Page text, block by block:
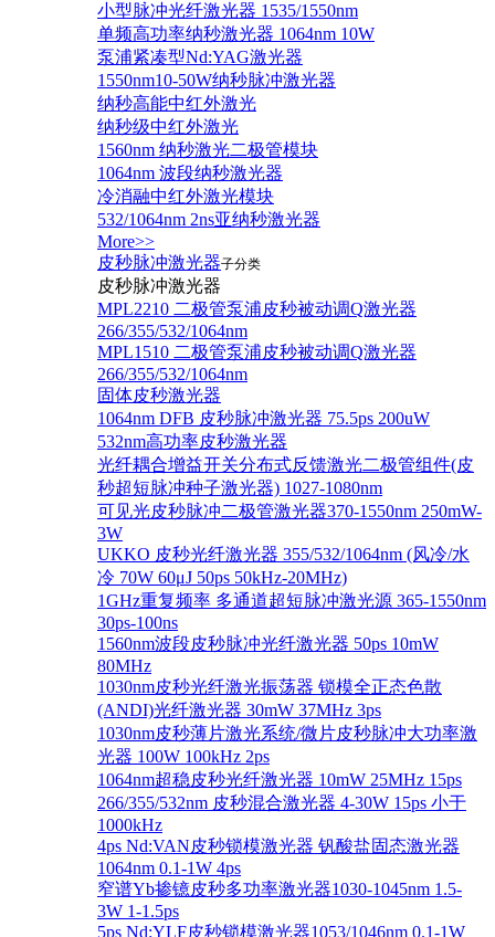
小型脉冲光纤激光器 1535/1550nm
单频高功率纳秒激光器 1064nm 10W
泵浦紧凑型Nd:YAG激光器
1550nm10-50W纳秒脉冲激光器
纳秒高能中红外激光
纳秒级中红外激光
1560nm 纳秒激光二极管模块
1064nm 波段纳秒激光器
冷消融中红外激光模块
532/1064nm 2ns亚纳秒激光器
More>>
皮秒脉冲激光器子分类
皮秒脉冲激光器
​MPL2210 二极管泵浦皮秒被动调Q激光器
266/355/532/1064nm
MPL1510 二极管泵浦皮秒被动调Q激光器
266/355/532/1064nm
固体皮秒激光器
1064nm DFB 皮秒脉冲激光器 75.5ps 200uW
532nm高功率皮秒激光器
光纤耦合增益开关分布式反馈激光二极管组件(皮
秒超短脉冲种子激光器) 1027-1080nm
可见光皮秒脉冲二极管激光器370-1550nm 250mW-
3W
UKKO 皮秒光纤激光器 355/532/1064nm (风冷/水
冷 70W 60μJ 50ps 50kHz-20MHz)
1GHz重复频率 多通道超短脉冲激光源 365-1550nm
30ps-100ns
1560nm波段皮秒脉冲光纤激光器 50ps 10mW
80MHz
1030nm皮秒光纤激光振荡器 锁模全正态色散
(ANDI)光纤激光器 30mW 37MHz 3ps
1030nm皮秒薄片激光系统/微片皮秒脉冲大功率激
光器 100W 100kHz 2ps
1064nm超稳皮秒光纤激光器 10mW 25MHz 15ps
266/355/532nm 皮秒混合激光器 4-30W 15ps 小于
1000kHz
4ps Nd:VAN皮秒锁模激光器 钒酸盐固态激光器
1064nm 0.1-1W 4ps
窄谱Yb掺镱皮秒多功率激光器1030-1045nm 1.5-
3W 1-1.5ps
5ps Nd:YLF皮秒锁模激光器1053/1046nm 0.1-1W